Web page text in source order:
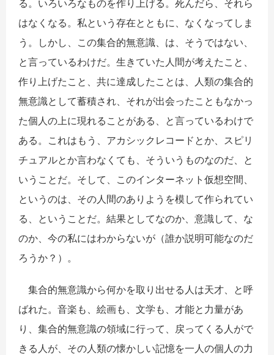
る。いろいろなものを作り上げる。死んだら、それら
はなくなる。私という存在とともに、なくなってしま
う。しかし、この集合的無意識、は、そうではない、
と言っているわけだ。生きていた人間が考えたこと、
作り上げたこと、共に達成したことは、人類の集合的
無意識として蓄積され、それが出会ったこともなかっ
た個人の上に現れることがある、と言っているわけで
ある。これはもう、アカシックレコードとか、スピリ
チュアルとか言わなくても、そういうものなのだ、と
いうことだ。そして、このインターネット仮想空間、
というのは、その人間のありようを模して作られてい
る、ということだ。結果としてなのか、意識して、な
のか、今の私にはわからないが（誰か説明可能なのだ
ろうか？）。
集合的無意識から何かを取り出せる人は天才、と呼
ばれた。音楽も、絵画も、文学も、才能と力量があ
り、集合的無意識の領域に行って、戻ってくる人がで
きる人が、その人類の懐かしい記憶を一人の個人の力